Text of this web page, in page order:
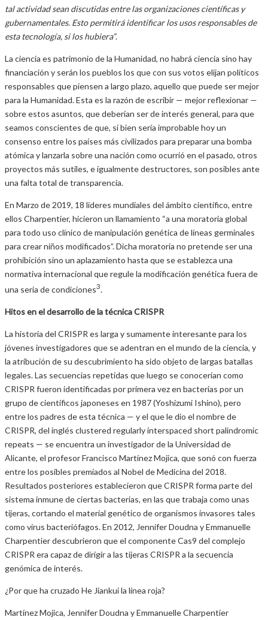
tal actividad sean discutidas entre las organizaciones científicas y
gubernamentales. Esto permitirá identificar los usos responsables de
esta tecnología, si los hubiera”.
La ciencia es patrimonio de la Humanidad, no habrá ciencia sino hay
financiación y serán los pueblos los que con sus votos elijan políticos
responsables que piensen a largo plazo, aquello que puede ser mejor
para la Humanidad. Esta es la razón de escribir — mejor reflexionar —
sobre estos asuntos, que deberían ser de interés general, para que
seamos conscientes de que, si bien sería improbable hoy un
consenso entre los países más civilizados para preparar una bomba
atómica y lanzarla sobre una nación como ocurrió en el pasado, otros
proyectos más sutiles, e igualmente destructores, son posibles ante
una falta total de transparencia.
En Marzo de 2019, 18 líderes mundiales del ámbito científico, entre
ellos Charpentier, hicieron un llamamiento “a una moratoria global
para todo uso clínico de manipulación genética de líneas germinales
para crear niños modificados”. Dicha moratoria no pretende ser una
prohibición sino un aplazamiento hasta que se establezca una
normativa internacional que regule la modificación genética fuera de
una seria de condiciones3.
Hitos en el desarrollo de la técnica CRISPR
La historia del CRISPR es larga y sumamente interesante para los
jóvenes investigadores que se adentran en el mundo de la ciencia, y
la atribución de su descubrimiento ha sido objeto de largas batallas
legales. Las secuencias repetidas que luego se conocerían como
CRISPR fueron identificadas por primera vez en bacterias por un
grupo de científicos japoneses en 1987 (Yoshizumi Ishino), pero
entre los padres de esta técnica — y el que le dio el nombre de
CRISPR, del inglés clustered regularly interspaced short palindromic
repeats — se encuentra un investigador de la Universidad de
Alicante, el profesor Francisco Martínez Mojica, que sonó con fuerza
entre los posibles premiados al Nobel de Medicina del 2018.
Resultados posteriores establecieron que CRISPR forma parte del
sistema inmune de ciertas bacterias, en las que trabaja como unas
tijeras, cortando el material genético de organismos invasores tales
como virus bacteriófagos. En 2012, Jennifer Doudna y Emmanuelle
Charpentier descubrieron que el componente Cas9 del complejo
CRISPR era capaz de dirigir a las tijeras CRISPR a la secuencia
genómica de interés.
¿Por que ha cruzado He Jiankui la línea roja?
Martínez Mojica, Jennifer Doudna y Emmanuelle Charpentier